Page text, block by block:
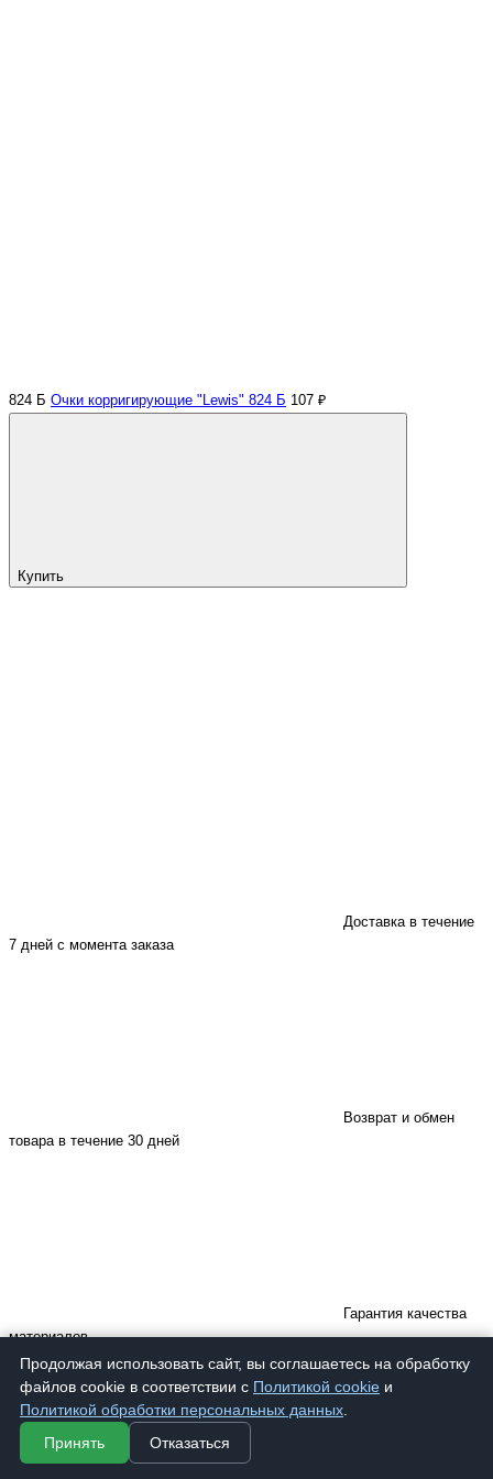
824 Б Очки корригирующие "Lewis" 824 Б 107 ₽
Купить
Доставка в течение
7 дней с момента заказа
Возврат и обмен
товара в течение 30 дней
Гарантия качества
материалов
Продолжая использовать сайт, вы соглашаетесь на обработку
файлов cookie в соответствии с Политикой cookie и
Политикой обработки персональных данных
Принять
Отказаться